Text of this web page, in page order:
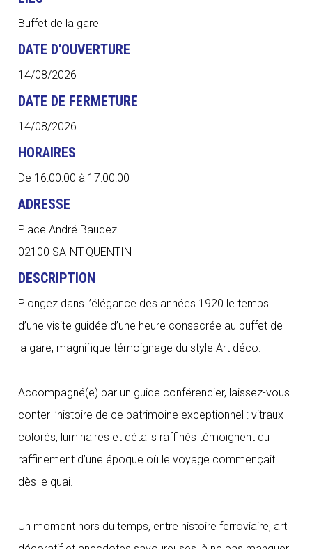
Buffet de la gare
DATE D'OUVERTURE
14/08/2026
DATE DE FERMETURE
14/08/2026
HORAIRES
De 16:00:00 à 17:00:00
ADRESSE
Place André Baudez
02100 SAINT-QUENTIN
DESCRIPTION
Plongez dans l’élégance des années 1920 le temps
d’une visite guidée d’une heure consacrée au buffet de
la gare, magnifique témoignage du style Art déco.
Accompagné(e) par un guide conférencier, laissez-vous
conter l’histoire de ce patrimoine exceptionnel : vitraux
colorés, luminaires et détails raffinés témoignent du
raffinement d’une époque où le voyage commençait
dès le quai.
Un moment hors du temps, entre histoire ferroviaire, art